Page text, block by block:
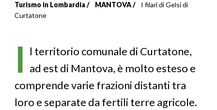
Briciole
pane
Turismo in Lombardia MANTOVA
I filari di Gelsi di
Curtatone
I l territorio comunale di Curtatone,
ad est di Mantova, è molto esteso e
comprende varie frazioni distanti tra
loro e separate da fertili terre agricole.